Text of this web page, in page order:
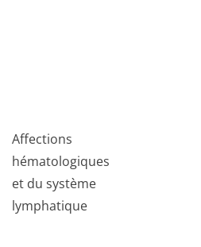
Affections
hématologiques
et du système
lymphatique